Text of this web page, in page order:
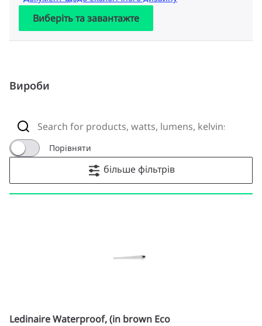
Виберіть та завантажте
Вироби
Порівняти
більше фільтрів
Ledinaire Waterproof, (in brown Eco